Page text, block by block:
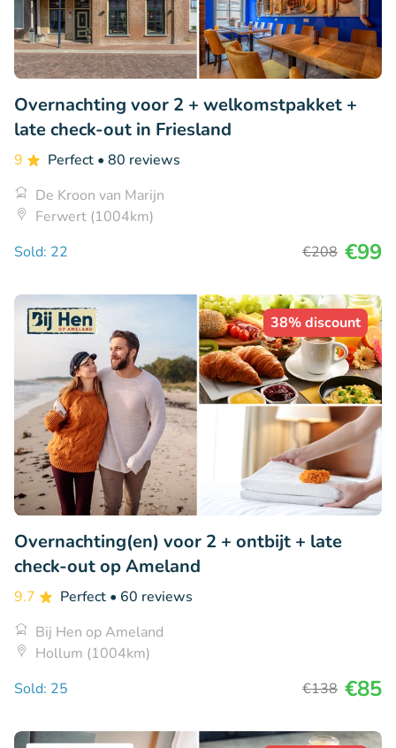
Overnachting voor 2 + welkomstpakket +
late check-out in Friesland
9 Perfect • 80 reviews
De Kroon van Marijn
Ferwert (1004km)
Sold: 22
€208 €99
38% discount
Overnachting(en) voor 2 + ontbijt + late
check-out op Ameland
9.7 Perfect • 60 reviews
Bij Hen op Ameland
Hollum (1004km)
Sold: 25
€138 €85